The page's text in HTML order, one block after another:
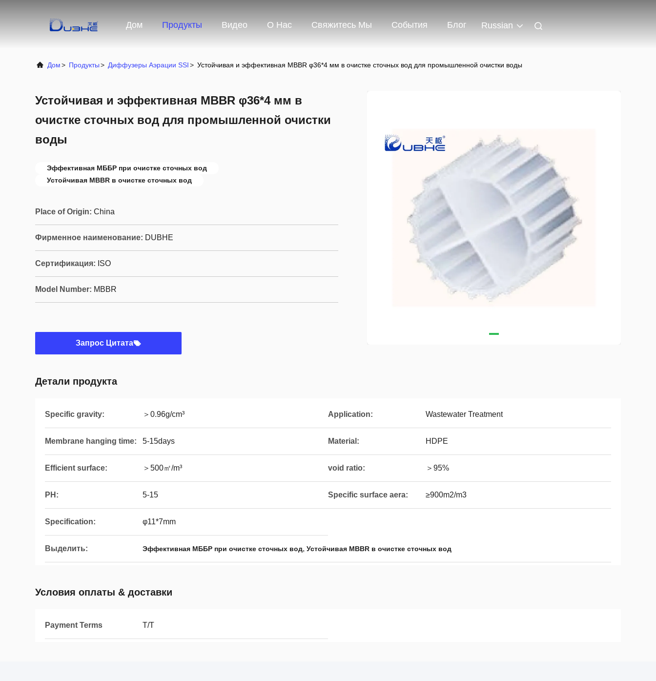
Дом Продукты Видео О Нас Свяжитесь Мы События Блог Russian
Дом> Продукты> Диффузеры Аэрации SSI> Устойчивая и эффективная MBBR φ36*4 мм в очистке сточных вод для промышленной очистки воды
Устойчивая и эффективная MBBR φ36*4 мм в
очистке сточных вод для промышленной очистки
воды
Эффективная МББР при очистке сточных вод
Устойчивая MBBR в очистке сточных вод
Place of Origin: China
Фирменное наименование: DUBHE
Сертификация: ISO
Model Number: MBBR
Запрос Цитата
Детали продукта
Specific gravity: ＞0.96g/cm³ Application: Wastewater Treatment
Membrane hanging time: 5-15days Material: HDPE
Efficient surface: ＞500㎡/m³ void ratio: ＞95%
PH: 5-15 Specific surface aera: ≥900m2/m3
Specification: φ11*7mm
Выделить: Эффективная МББР при очистке сточных вод, Устойчивая MBBR в очистке сточных вод
Условия оплаты & доставки
Payment Terms T/T